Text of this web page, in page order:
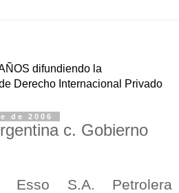
difundiendo la
Derecho Internacional Privado
de 2006
c. Gobierno
Esso S.A. Petrolera